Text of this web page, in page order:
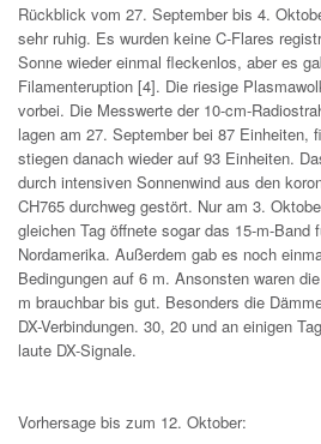
Rückblick vom 27. September bis 4.
sehr ruhig. Es wurden keine C-Flares
Sonne wieder einmal fleckenlos, aber es
Filamenteruption [4]. Die riesige
vorbei. Die Messwerte der 10-cm-
lagen am 27. September bei 87 Einheiten,
stiegen danach wieder auf 93 Einheiten.
durch intensiven Sonnenwind aus den
CH765 durchweg gestört. Nur am 3.
gleichen Tag öffnete sogar das 15-m-Band
Nordamerika. Außerdem gab es noch
Bedingungen auf 6 m. Ansonsten waren
m brauchbar bis gut. Besonders die
DX-Verbindungen. 30, 20 und an einigen
laute DX-Signale.
Vorhersage bis zum 12. Oktober: